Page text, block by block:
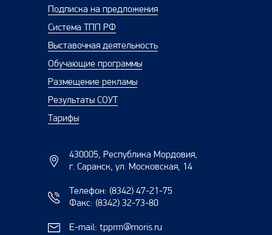
Подписка на предложения
Система ТПП РФ
Выставочная деятельность
Обучающие программы
Размещение рекламы
Результаты СОУТ
Тарифы
430005, Республика Мордовия,
г. Саранск, ул. Московская, 14
Телефон: (8342) 47-21-75
Факс: (8342) 32-73-80
E-mail: tpprm@moris.ru